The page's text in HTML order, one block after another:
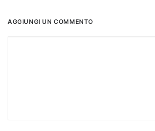
AGGIUNGI UN COMMENTO